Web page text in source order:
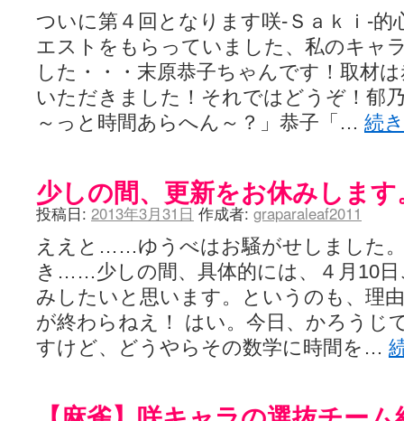
ついに第４回となります咲-Ｓａｋｉ-的
エストをもらっていました、私のキャ
した・・・末原恭子ちゃんです！取材
いただきました！それではどうぞ！郁
～っと時間あらへん～？」恭子「… 続
少しの間、更新をお休みします
投稿日: 2013年3月31日 作成者: graparaleaf2011
ええと……ゆうべはお騒がせしました
き……少しの間、具体的には、４月10
みしたいと思います。というのも、理
が終わらねえ！ はい。今日、かろうじ
すけど、どうやらその数学に時間を…